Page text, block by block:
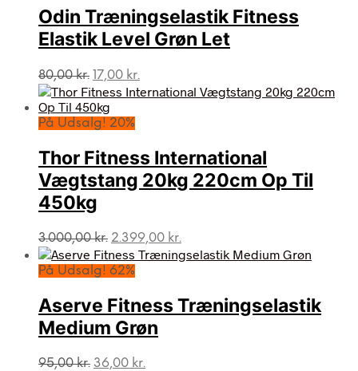
Odin Træningselastik Fitness
Elastik Level Grøn Let
80,00kr. Den
oprindelige
pris
var:
17,00 kr.
aktuelle
På Udsalg! 20%
Thor Fitness International
Vægtstang 20kg 220cm Op Til
450kg
3.000,00kr. Den
oprindelige
pris
3.000,00 kr..
2.399,00 kr.
aktuelle
2.399,00 kr..
På Udsalg! 62%
Aserve Fitness Træningselastik
Medium Grøn
95,00kr. Den
36,00 kr.